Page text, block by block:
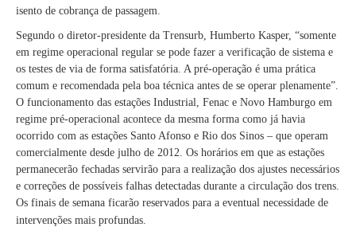
isento de cobrança de passagem.
Segundo o diretor-presidente da Trensurb, Humberto Kasper, “somente
em regime operacional regular se pode fazer a verificação de sistema e
os testes de via de forma satisfatória. A pré-operação é uma prática
comum e recomendada pela boa técnica antes de se operar plenamente”.
O funcionamento das estações Industrial, Fenac e Novo Hamburgo em
regime pré-operacional acontece da mesma forma como já havia
ocorrido com as estações Santo Afonso e Rio dos Sinos – que operam
comercialmente desde julho de 2012. Os horários em que as estações
permanecerão fechadas servirão para a realização dos ajustes necessários
e correções de possíveis falhas detectadas durante a circulação dos trens.
Os finais de semana ficarão reservados para a eventual necessidade de
intervenções mais profundas.